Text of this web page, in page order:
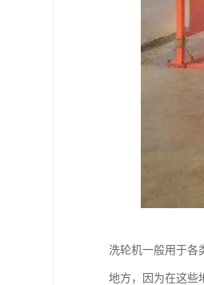
洗轮机一般用于各
地方，因为在这些